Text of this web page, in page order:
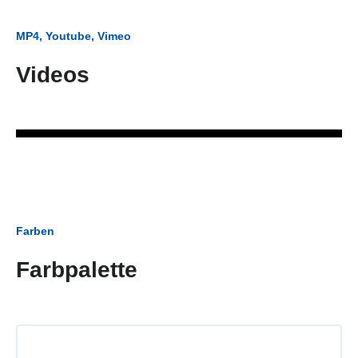
MP4, Youtube, Vimeo
Videos
Farben
Farbpalette